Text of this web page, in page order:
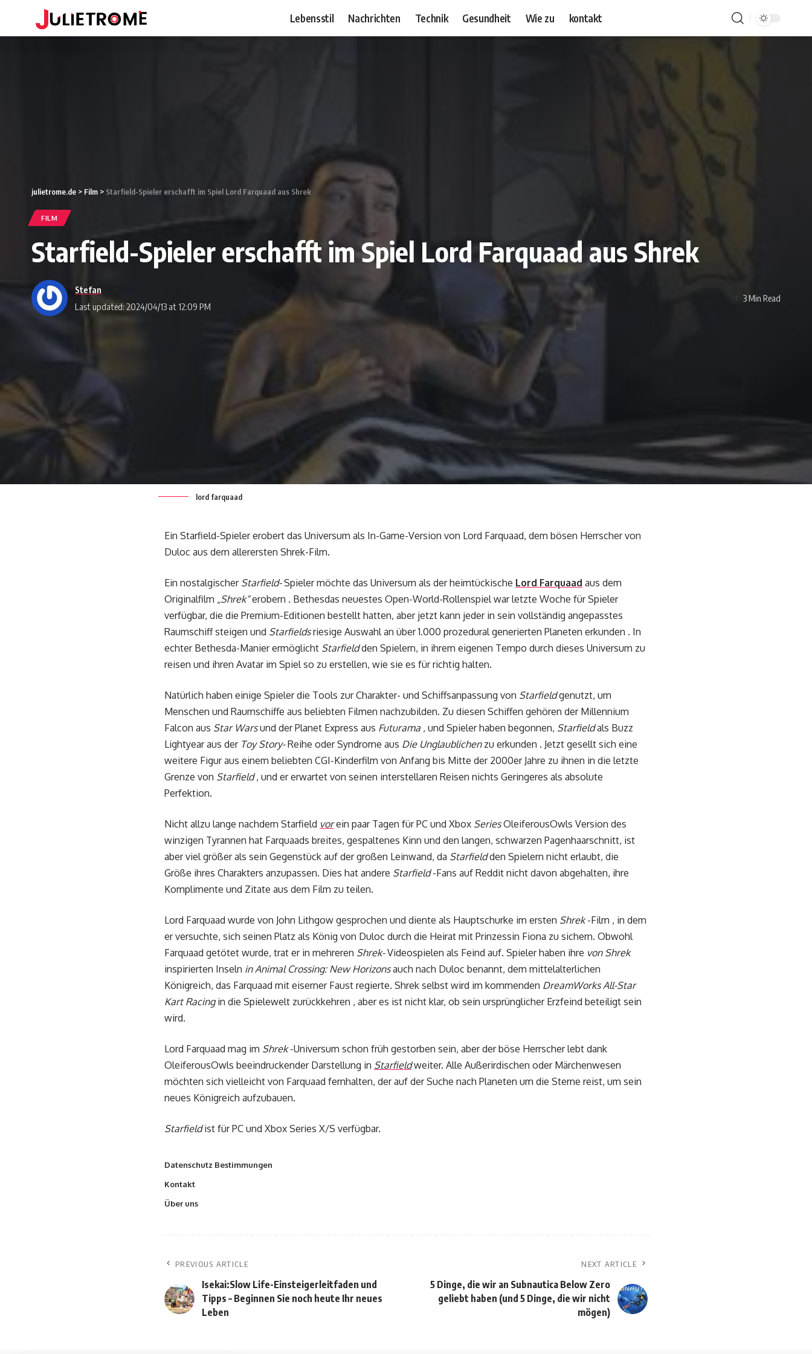
Lebensstil Nachrichten Technik Gesundheit Wie zu kontakt
julietrome.de > Film > Starfield-Spieler erschafft im Spiel Lord Farquaad aus Shrek
FILM
Starfield-Spieler erschafft im Spiel Lord Farquaad aus Shrek
Last updated: 2024/04/13 at 12:09 PM
Stefan
3 Min Read
lord farquaad
Ein Starfield-Spieler erobert das Universum als In-Game-Version von Lord Farquaad, dem bösen Herrscher von
Duloc aus dem allerersten Shrek-Film.
Ein nostalgischer Starfield-Spieler möchte das Universum als der heimtückische Lord Farquaad aus dem
Originalfilm „Shrek“erobern . Bethesdas neuestes Open-World-Rollenspiel war letzte Woche für Spieler
verfügbar, die die Premium-Editionen bestellt hatten, aber jetzt kann jeder in sein vollständig angepasstes
Raumschiff steigen und Starfieldsriesige Auswahl an über 1.000 prozedural generierten Planeten erkunden . In
echter Bethesda-Manier ermöglicht Starfieldden Spielern, in ihrem eigenen Tempo durch dieses Universum zu
reisen und ihren Avatar im Spiel so zu erstellen, wie sie es für richtig halten.
Natürlich haben einige Spieler die Tools zur Charakter- und Schiffsanpassung von Starfieldgenutzt, um
Menschen und Raumschiffe aus beliebten Filmen nachzubilden. Zu diesen Schiffen gehören der Millennium
Falcon aus Star Warsund der Planet Express aus Futurama , und Spieler haben begonnen, Starfieldals Buzz
Lightyear aus der Toy Story-Reihe oder Syndrome aus Die Unglaublichen zu erkunden . Jetzt gesellt sich eine
weitere Figur aus einem beliebten CGI-Kinderfilm von Anfang bis Mitte der 2000er Jahre zu ihnen in die letzte
Grenze von Starfield, und er erwartet von seinen interstellaren Reisen nichts Geringeres als absolute
Perfektion.
Nicht allzu lange nachdem Starfield vorein paar Tagen für PC und Xbox SeriesOleiferousOwls Version des
winzigen Tyrannen hat Farquaads breites, gespaltenes Kinn und den langen, schwarzen Pagenhaarschnitt, ist
aber viel größer als sein Gegenstück auf der großen Leinwand, da Starfieldden Spielern nicht erlaubt, die
Größe ihres Charakters anzupassen. Dies hat andere Starfield-Fans auf Reddit nicht davon abgehalten, ihre
Komplimente und Zitate aus dem Film zu teilen.
Lord Farquaad wurde von John Lithgow gesprochen und diente als Hauptschurke im ersten Shrek-Film , in dem
er versuchte, sich seinen Platz als König von Duloc durch die Heirat mit Prinzessin Fiona zu sichern. Obwohl
Farquaad getötet wurde, trat er in mehreren Shrek-Videospielen als Feind auf. Spieler haben ihre von Shrek
inspirierten Inseln in Animal Crossing: New Horizonsauch nach Duloc benannt, dem mittelalterlichen
Königreich, das Farquaad mit eiserner Faust regierte. Shrek selbst wird im kommenden DreamWorks All-Star
Kart Racingin die Spielewelt zurückkehren , aber es ist nicht klar, ob sein ursprünglicher Erzfeind beteiligt sein
wird.
Lord Farquaad mag im Shrek-Universum schon früh gestorben sein, aber der böse Herrscher lebt dank
OleiferousOwls beeindruckender Darstellung in Starfield weiter. Alle Außerirdischen oder Märchenwesen
möchten sich vielleicht von Farquaad fernhalten, der auf der Suche nach Planeten um die Sterne reist, um sein
neues Königreich aufzubauen.
Starfieldist für PC und Xbox Series X/S verfügbar.
Datenschutz Bestimmungen
Kontakt
Über uns
PREVIOUS ARTICLE
Isekai:Slow Life-Einsteigerleitfaden und
Tipps – Beginnen Sie noch heute Ihr neues
Leben
NEXT ARTICLE
5 Dinge, die wir an Subnautica Below Zero
geliebt haben (und 5 Dinge, die wir nicht
mögen)